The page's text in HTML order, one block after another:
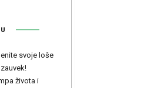
svoje loše
života i